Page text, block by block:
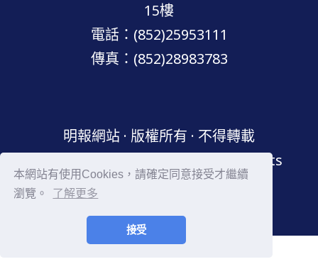
本網站有使用Cookies，請確定同意接受才繼續
瀏覽。
了解更多
接受
15樓
電話：(852)25953111
傳真：(852)28983783
明報網站 · 版權所有 · 不得轉載
Copyright © Mingpao.com All rights
reserved.